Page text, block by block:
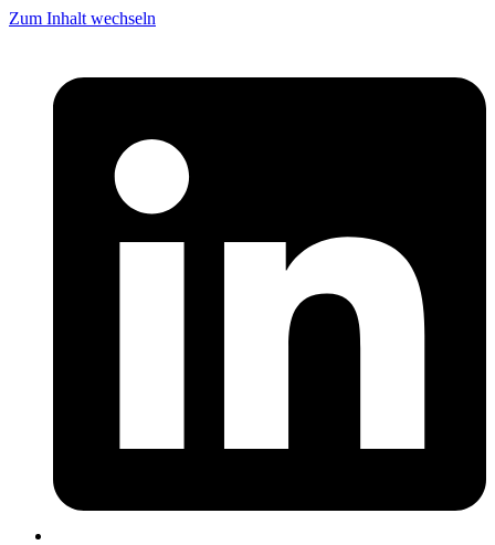
Zum Inhalt wechseln